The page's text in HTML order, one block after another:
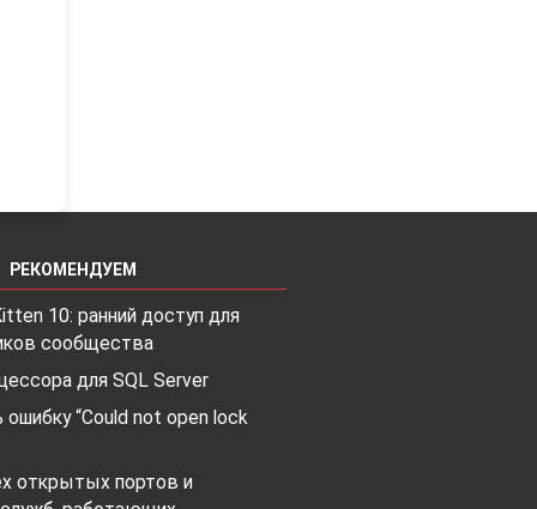
РЕКОМЕНДУЕМ
10: ранний доступ для
сообщества
для SQL Server
“Could not open lock
открытых портов и